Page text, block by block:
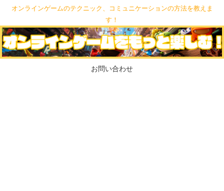
オンラインゲームのテクニック、コミュニケーションの方法を教えま
す！
お問い合わせ